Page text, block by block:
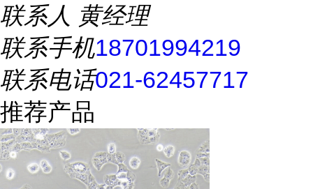
联系人 黄经理
联系手机18701994219
联系电话021-62457717
推荐产品